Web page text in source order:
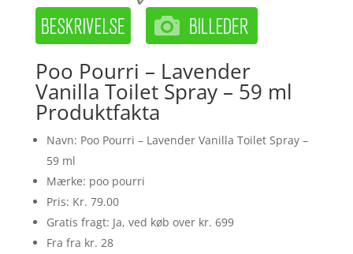
Poo Pourri – Lavender
Vanilla Toilet Spray – 59 ml
Produktfakta
Navn: Poo Pourri – Lavender Vanilla Toilet Spray –
59 ml
Mærke: poo pourri
Pris: Kr. 79.00
Gratis fragt: Ja, ved køb over kr. 699
Fra fra kr. 28